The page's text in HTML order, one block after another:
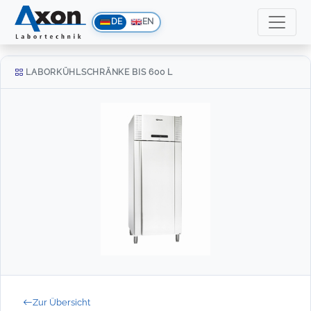
DE EN
LABORKÜHLSCHRÄNKE BIS 600 L
Zur Übersicht